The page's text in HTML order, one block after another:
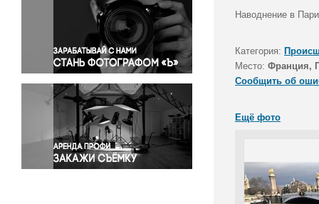
Политика
Правосудие
Происшествия и конфликты
Религия
Светская жизнь
Спорт
Экология
Экономика и бизнес
Наводнение в
Категория:
Место: Франция,
Сообщить об
Ещё фото